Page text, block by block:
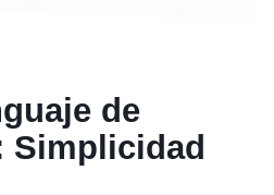
de
Simplicidad